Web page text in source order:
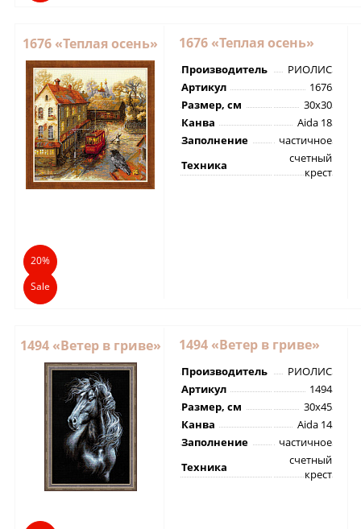
1676 «Теплая осень»
20%
Sale
1676 «Теплая осень»
Производитель
РИОЛИС
Артикул
1676
Размер, см
30х30
Канва
Aida 18
Заполнение
частичное
Техника
счетный
крест
1494 «Ветер в гриве» 1494 «Ветер в гриве»
Производитель
РИОЛИС
Артикул
1494
Размер, см
30х45
Канва
Aida 14
Заполнение
частичное
Техника
счетный
крест